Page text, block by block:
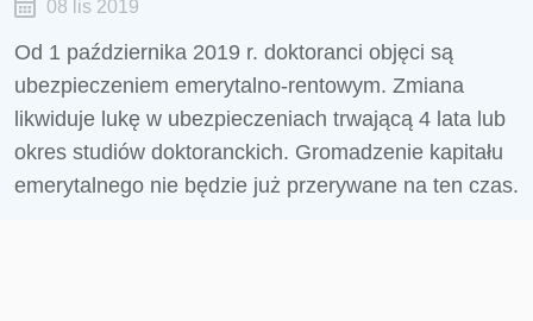
08 lis 2019
Od 1 października 2019 r. doktoranci objęci są
ubezpieczeniem emerytalno-rentowym. Zmiana
likwiduje lukę w ubezpieczeniach trwającą 4 lata lub
okres studiów doktoranckich. Gromadzenie kapitału
emerytalnego nie będzie już przerywane na ten czas.